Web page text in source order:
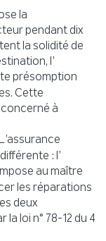
la
pendant dix
la solidité de
l’
présomption
Cette
à
: l’
au maître
les réparations
deux
loi n° 78-12 du 4